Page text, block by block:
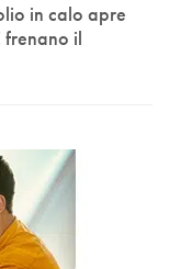
in calo apre
frenano il